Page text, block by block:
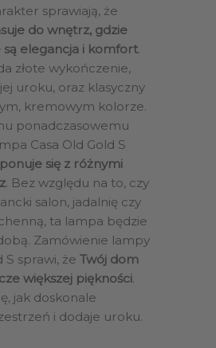
sprawiają, że
do wnętrz, gdzie
są elegancja i komfort.
złote wykończenie,
uroku, oraz klasyczny
kremowym kolorze.
ponadczasowemu
Casa Old Gold S
się z różnymi
. Bez względu na to, czy
salon, jadalnię czy
ta lampa będzie
Zamówienie lampy
S sprawi, że Twój dom
większej piękności.
jak doskonale
i dodaje uroku.